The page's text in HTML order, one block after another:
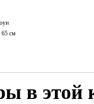
65 см
в этой